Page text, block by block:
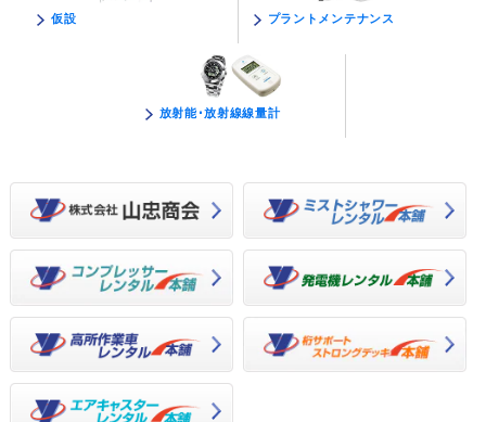
仮設 プラントメンテナンス
放射能･放射線線量計